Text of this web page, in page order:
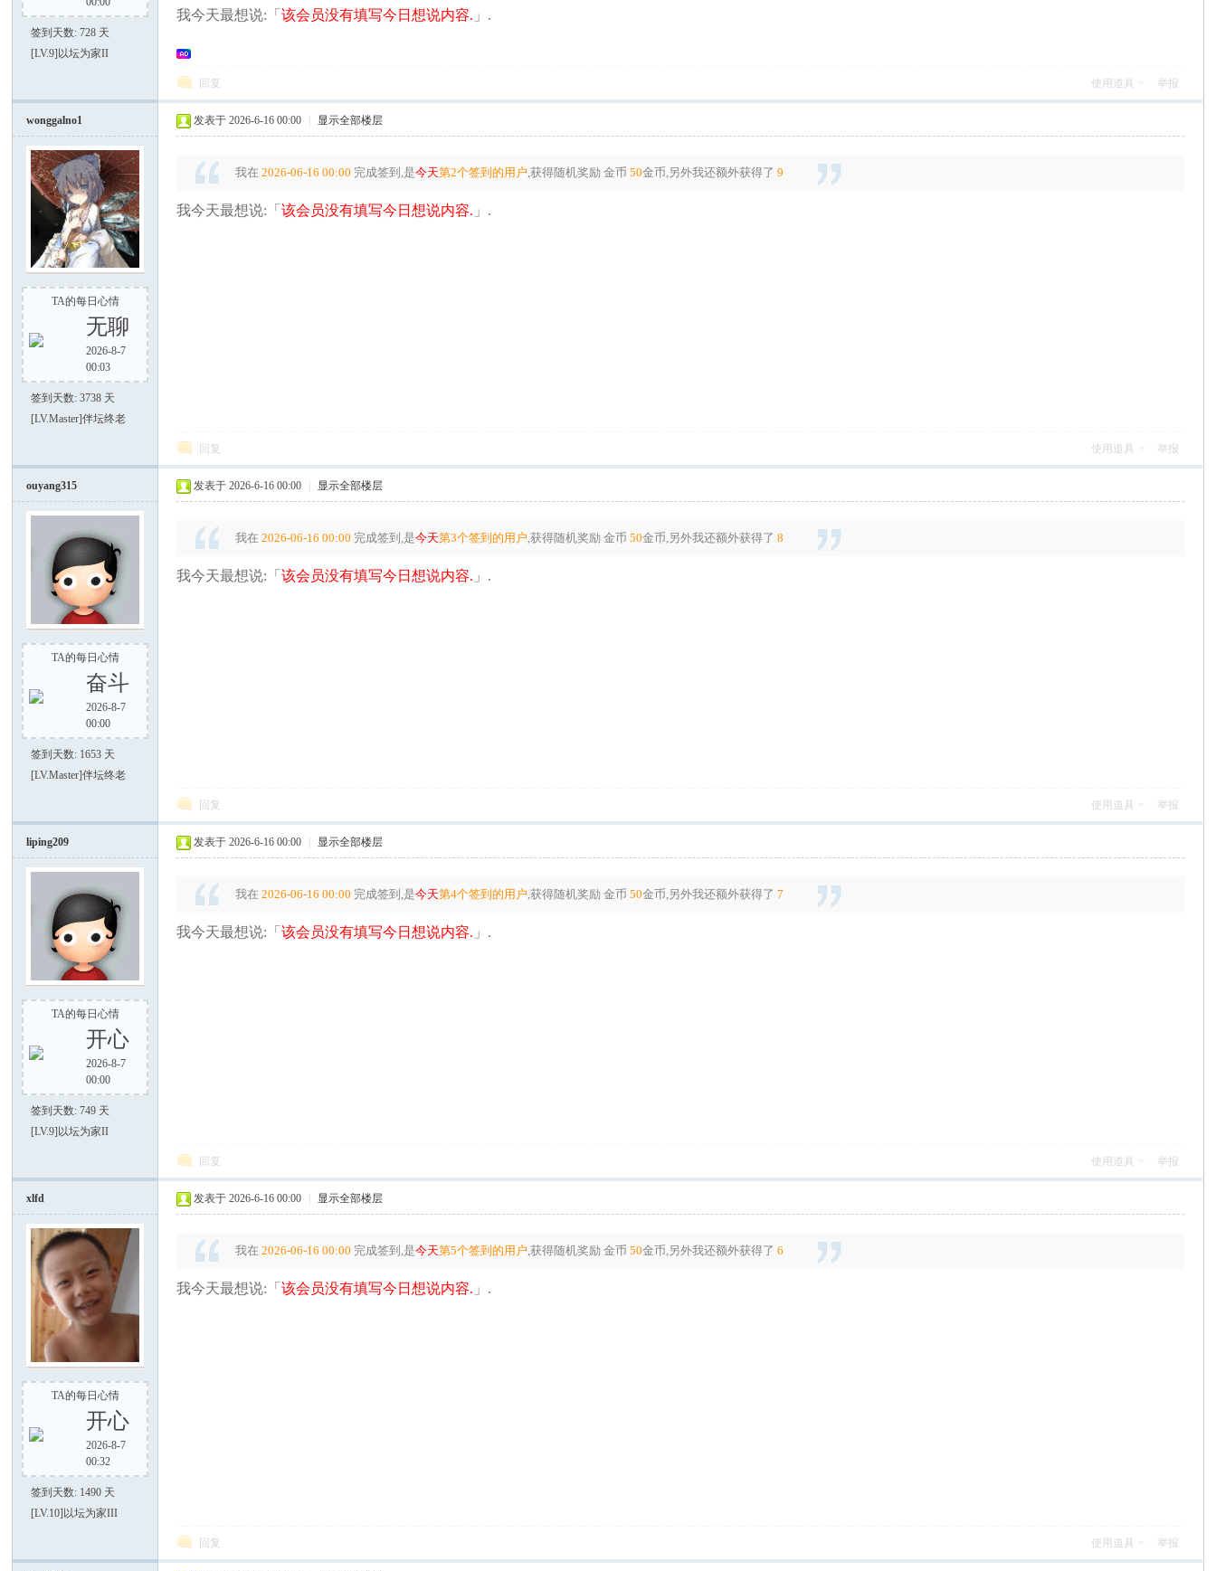
电
筒
爱
签到天数: 728 天
[LV.9]以坛为家II
我今天最想说:「该会员没有填写今日想说内容. 」.
回复 使用道具 举报
wonggalno1
TA的每日心情
无聊
2026-8-7
00:03
签到天数: 3738 天
[LV.Master]伴坛终老
发表于 2026-6-16 00:00 显示全部楼层
我在 2026-06-16 00:00 完成签到,是今天第2个签到的用户,获得随机奖励金币50金币,另外我还额外获得了 9
我今天最想说:「该会员没有填写今日想说内容. 」.
回复 使用道具 举报
ouyang315
TA的每日心情
奋斗
2026-8-7
00:00
签到天数: 1653 天
[LV.Master]伴坛终老
发表于 2026-6-16 00:00 显示全部楼层
我在 2026-06-16 00:00 完成签到,是今天第3个签到的用户,获得随机奖励金币50金币,另外我还额外获得了 8
我今天最想说:「该会员没有填写今日想说内容. 」.
回复 使用道具 举报
liping209
TA的每日心情
开心
2026-8-7
00:00
签到天数: 749 天
[LV.9]以坛为家II
发表于 2026-6-16 00:00 显示全部楼层
我在 2026-06-16 00:00 完成签到,是今天第4个签到的用户,获得随机奖励金币50金币,另外我还额外获得了 7
我今天最想说:「该会员没有填写今日想说内容. 」.
回复 使用道具 举报
xlfd
TA的每日心情
开心
2026-8-7
00:32
签到天数: 1490 天
[LV.10]以坛为家III
发表于 2026-6-16 00:00 显示全部楼层
我在 2026-06-16 00:00 完成签到,是今天第5个签到的用户,获得随机奖励金币50金币,另外我还额外获得了 6
我今天最想说:「该会员没有填写今日想说内容. 」.
回复 使用道具 举报